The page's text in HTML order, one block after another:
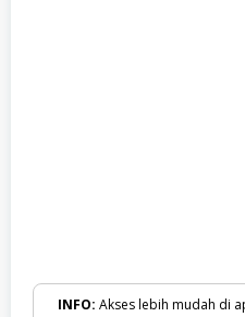
INFO: Akses lebih mudah di